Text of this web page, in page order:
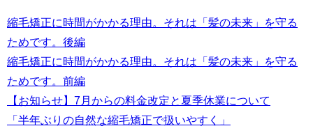
縮毛矯正に時間がかかる理由。それは「髪の未来」を守る
ためです。後編
縮毛矯正に時間がかかる理由。それは「髪の未来」を守る
ためです。前編
【お知らせ】7月からの料金改定と夏季休業について
「半年ぶりの自然な縮毛矯正で扱いやすく」